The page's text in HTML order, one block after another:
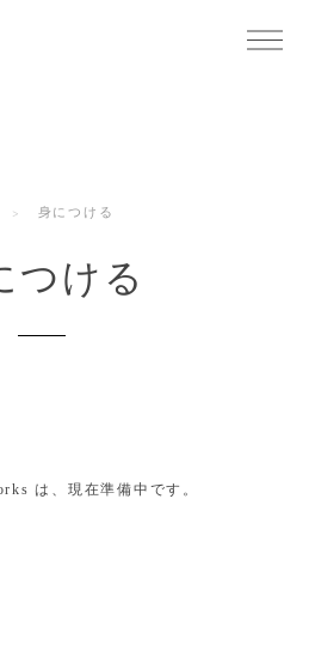
身につける
つける
は、現在準備中です。